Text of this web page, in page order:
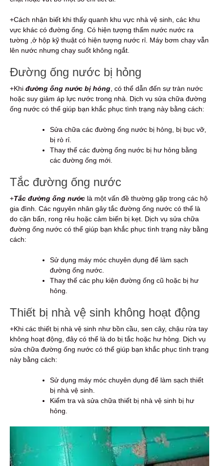
+Cách nhận biết khi thấy quanh khu vực nhà vệ sinh, các khu
vực khác có đường ống. Có hiện tượng thấm nước nước ra
tường ,ở hộp kỹ thuật có hiện tượng nước rỉ. Máy bơm chạy vẫn
lên nước nhưng chạy suốt không ngắt.
Đường ống nước bị hỏng
+Khi đường ống nước bị hỏng, có thể dẫn đến sự tràn nước
hoặc suy giảm áp lực nước trong nhà. Dịch vụ sửa chữa đường
ống nước có thể giúp bạn khắc phục tình trạng này bằng cách:
Sửa chữa các đường ống nước bị hỏng, bị bục vỡ,
bị rò rỉ.
Thay thế các đường ống nước bị hư hỏng bằng
các đường ống mới.
Tắc đường ống nước
+Tắc đường ống nước là một vấn đề thường gặp trong các hộ
gia đình. Các nguyên nhân gây tắc đường ống nước có thể là
do cặn bẩn, rong rêu hoặc cảm biến bị kẹt. Dịch vụ sửa chữa
đường ống nước có thể giúp bạn khắc phục tình trạng này bằng
cách:
Sử dụng máy móc chuyên dụng để làm sạch
đường ống nước.
Thay thế các phụ kiện đường ống cũ hoặc bị hư
hỏng.
Thiết bị nhà vệ sinh không hoạt động
+Khi các thiết bị nhà vệ sinh như bồn cầu, sen cây, chậu rửa tay
không hoạt động, đây có thể là do bị tắc hoặc hư hỏng. Dịch vụ
sửa chữa đường ống nước có thể giúp bạn khắc phục tình trạng
này bằng cách:
Sử dụng máy móc chuyên dụng để làm sạch thiết
bị nhà vệ sinh.
Kiểm tra và sửa chữa thiết bị nhà vệ sinh bị hư
hỏng.